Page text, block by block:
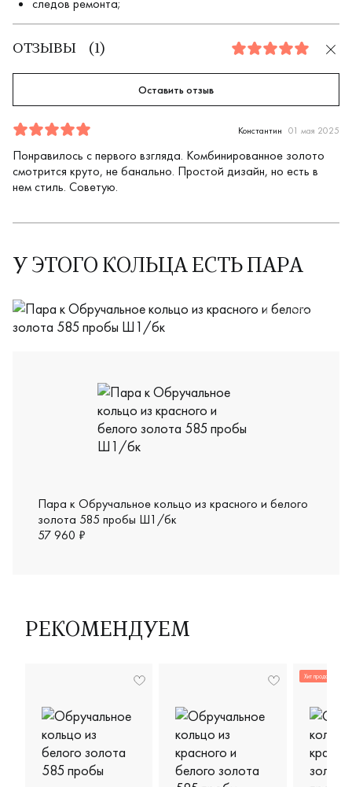
следов ремонта;
ОТЗЫВЫ ( 1) 5.0
Оставить отзыв
Отзыв
1
5.0
5 Константин 01 мая 2025
Понравилось с первого взгляда. Комбинированное золото
смотрится круто, не банально. Простой дизайн, но есть в
нем стиль. Советую.
У ЭТОГО КОЛЬЦА ЕСТЬ ПАРА
Пара к Обручальное кольцо из красного и белого
золота 585 пробы Ш1/бк
57 960 ₽
Ш1-15бр/бк
РЕКОМЕНДУЕМ
Хит продаж